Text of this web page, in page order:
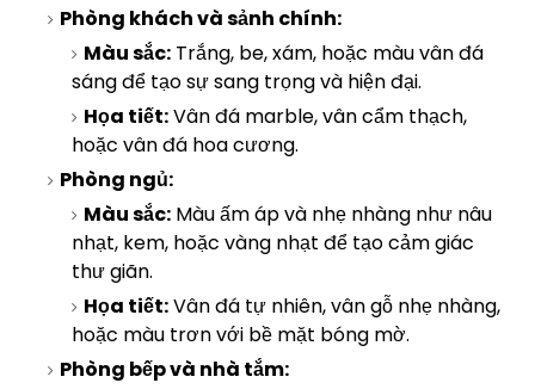
Phòng khách và sảnh chính:
Màu sắc: Trắng, be, xám, hoặc màu vân đá
sáng để tạo sự sang trọng và hiện đại.
Họa tiết:Vân đá marble, vân cẩm thạch,
hoặc vân đá hoa cương.
Phòng ngủ:
Màu sắc: Màu ấm áp và nhẹ nhàng như nâu
nhạt, kem, hoặc vàng nhạt để tạo cảm giác
thư giãn.
Họa tiết:Vân đá tự nhiên, vân gỗ nhẹ nhàng,
hoặc màu trơn với bề mặt bóng mờ.
Phòng bếp và nhà tắm: